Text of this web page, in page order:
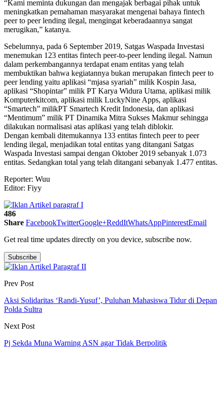
“Kami meminta dukungan dan mengajak berbagai pihak untuk
meningkatkan pemahaman masyarakat mengenai bahaya fintech
peer to peer lending ilegal, mengingat keberadaannya sangat
merugikan,” katanya.
Sebelumnya, pada 6 September 2019, Satgas Waspada Investasi
menemukan 123 entitas fintech peer-to-peer lending ilegal. Namun
dalam perkembangannya terdapat enam entitas yang telah
membuktikan bahwa kegiatannya bukan merupakan fintech peer to
peer lending yaitu aplikasi “mjasa syariah” milik Kospin Jasa,
aplikasi “Shopintar” milik PT Karya Widura Utama, aplikasi milik
Komputerkitcom, aplikasi milik LuckyNine Apps, aplikasi
“Smartech” milikPT Smartech Kredit Indonesia, dan aplikasi
“Mentimum” milik PT Dinamika Mitra Sukses Makmur sehingga
dilakukan normalisasi atas aplikasi yang telah diblokir.
Dengan kembali ditemukannya 133 entitas fintech peer to peer
lending ilegal, menjadikan total entitas yang ditangani Satgas
Waspada Investasi sampai dengan Oktober 2019 sebanyak 1.073
entitas. Sedangkan total yang telah ditangani sebanyak 1.477 entitas.
Reporter: Wuu
Editor: Fiyy
486
Share FacebookTwitterGoogle+ReddItWhatsAppPinterestEmail
Get real time updates directly on you device, subscribe now.
Subscribe
Prev Post
Aksi Solidaritas ‘Randi-Yusuf’, Puluhan Mahasiswa Tidur di Depan
Polda Sultra
Next Post
Pj Sekda Muna Warning ASN agar Tidak Berpolitik